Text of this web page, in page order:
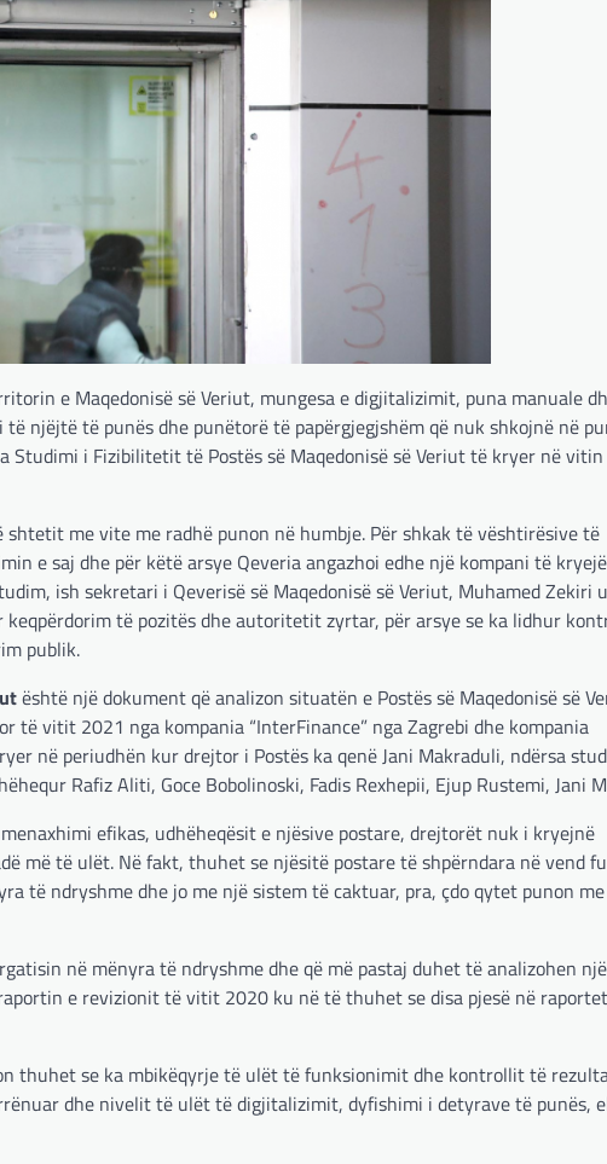
e Maqedonisë së Veriut, mungesa e digjitalizimit, puna manuale
njëjtë të punës dhe punëtorë të papërgjegjshëm që nuk shkojnë në
Studimi i Fizibilitetit të Postës së Maqedonisë së Veriut të kryer në
shtetit me vite me radhë punon në humbje. Për shkak të vështirësive të
e saj dhe për këtë arsye Qeveria angazhoi edhe një kompani të
ish sekretari i Qeverisë së Maqedonisë së Veriut, Muhamed Zekiri u
të pozitës dhe autoritetit zyrtar, për arsye se ka lidhur
publik.
është një dokument që analizon situatën e Postës së Maqedonisë së
vitit 2021 nga kompania “InterFinance” nga Zagrebi dhe kompania
në periudhën kur drejtor i Postës ka qenë Jani Makraduli, ndërsa
Rafiz Aliti, Goce Bobolinoski, Fadis Rexhepii, Ejup Rustemi, Jani
efikas, udhëheqësit e njësive postare, drejtorët nuk i kryejnë
më të ulët. Në fakt, thuhet se njësitë postare të shpërndara në vend
të ndryshme dhe jo me një sistem të caktuar, pra, çdo qytet punon
në mënyra të ndryshme dhe që më pastaj duhet të analizohen
e revizionit të vitit 2020 ku në të thuhet se disa pjesë në
thuhet se ka mbikëqyrje të ulët të funksionimit dhe kontrollit të
dhe nivelit të ulët të digjitalizimit, dyfishimi i detyrave të punës,